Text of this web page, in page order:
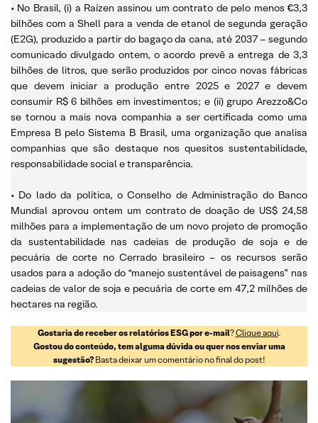
• No Brasil, (i) a Raízen assinou um contrato de pelo menos €3,3
bilhões com a Shell para a venda de etanol de segunda geração
(E2G), produzido a partir do bagaço da cana, até 2037 – segundo
comunicado divulgado ontem, o acordo prevê a entrega de 3,3
bilhões de litros, que serão produzidos por cinco novas fábricas
que devem iniciar a produção entre 2025 e 2027 e devem
consumir R$ 6 bilhões em investimentos; e (ii) grupo Arezzo&Co
se tornou a mais nova companhia a ser certificada como uma
Empresa B pelo Sistema B Brasil, uma organização que analisa
companhias que são destaque nos quesitos sustentabilidade,
responsabilidade social e transparência.
• Do lado da política, o Conselho de Administração do Banco
Mundial aprovou ontem um contrato de doação de US$ 24,58
milhões para a implementação de um novo projeto de promoção
da sustentabilidade nas cadeias de produção de soja e de
pecuária de corte no Cerrado brasileiro – os recursos serão
usados para a adoção do “manejo sustentável de paisagens” nas
cadeias de valor de soja e pecuária de corte em 47,2 milhões de
hectares na região.
Gostaria de receber os relatórios ESG por e-mail?Clique aqui.
Gostou do conteúdo, tem alguma dúvida ou quer nos enviar uma
sugestão?Basta deixar um comentário no final do post!